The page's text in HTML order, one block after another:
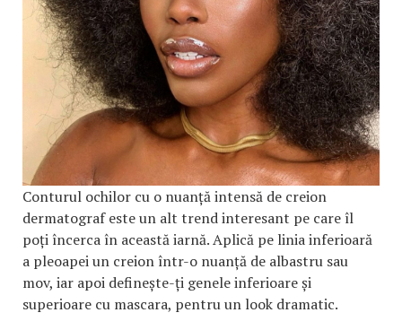
Conturul ochilor cu o nuanță intensă de creion
dermatograf este un alt trend interesant pe care îl
poți încerca în această iarnă. Aplică pe linia inferioară
a pleoapei un creion într-o nuanță de albastru sau
mov, iar apoi definește-ți genele inferioare și
superioare cu mascara, pentru un look dramatic.